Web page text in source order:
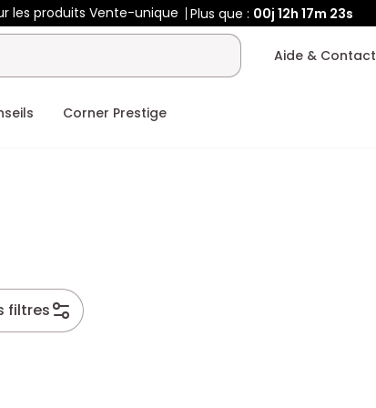
les produits Vente-unique Plus que : 00j 12h 17m 22s
Aide & Contact
Corner Prestige
filtres